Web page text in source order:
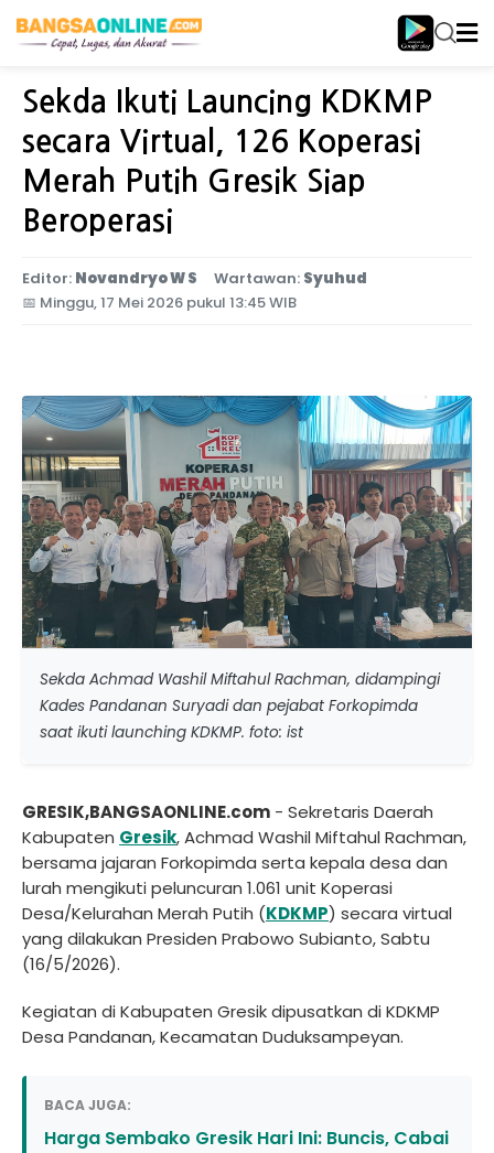
Home Jawa Timur
Sekda Ikuti Launcing KDKMP
secara Virtual, 126 Koperasi
Merah Putih Gresik Siap
Beroperasi
Editor: Novandryo W S Wartawan: Syuhud
📅 Minggu, 17 Mei 2026 pukul 13:45 WIB
Sekda Achmad Washil Miftahul Rachman, didampingi
Kades Pandanan Suryadi dan pejabat Forkopimda
saat ikuti launching KDKMP. foto: ist
GRESIK,BANGSAONLINE.com - Sekretaris Daerah
Kabupaten Gresik, Achmad Washil Miftahul Rachman,
bersama jajaran Forkopimda serta kepala desa dan
lurah mengikuti peluncuran 1.061 unit Koperasi
Desa/Kelurahan Merah Putih (KDKMP) secara virtual
yang dilakukan Presiden Prabowo Subianto, Sabtu
(16/5/2026).
Kegiatan di Kabupaten Gresik dipusatkan di KDKMP
Desa Pandanan, Kecamatan Duduksampeyan.
BACA JUGA:
Harga Sembako Gresik Hari Ini: Buncis, Cabai